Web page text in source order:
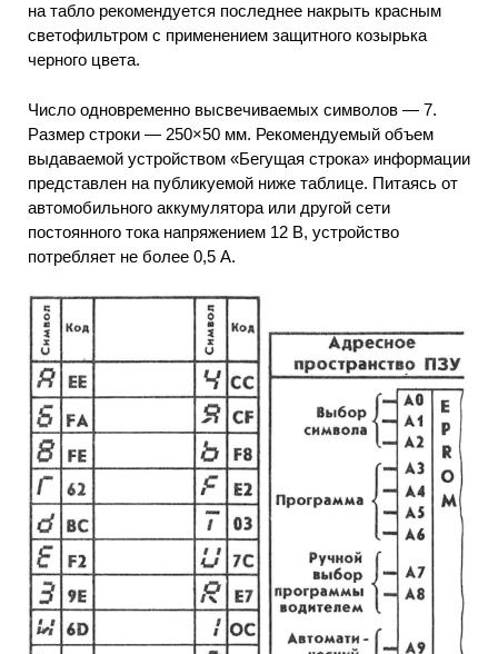
на табло рекомендуется последнее накрыть красным
светофильтром с применением защитного козырька
черного цвета.
Число одновременно высвечиваемых символов — 7.
Размер строки — 250×50 мм. Рекомендуемый объем
выдаваемой устройством «Бегущая строка» информации
представлен на публикуемой ниже таблице. Питаясь от
автомобильного аккумулятора или другой сети
постоянного тока напряжением 12 В, устройство
потребляет не более 0,5 А.